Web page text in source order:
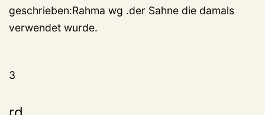
geschrieben:Rahma wg .der Sahne die damals
verwendet wurde.
3